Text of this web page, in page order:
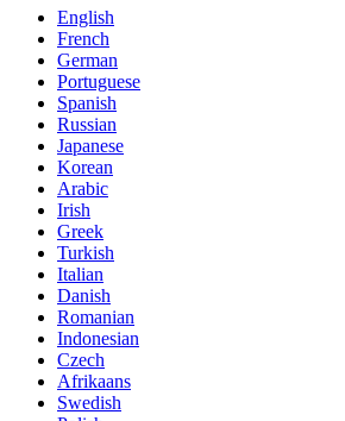
English
French
German
Portuguese
Spanish
Russian
Japanese
Korean
Arabic
Irish
Greek
Turkish
Italian
Danish
Romanian
Indonesian
Czech
Afrikaans
Swedish